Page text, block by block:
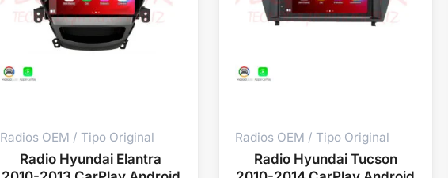
Radios OEM / Tipo Original
Radio Hyundai Elantra
Radios OEM / Tipo Original
Radio Hyundai Tucson